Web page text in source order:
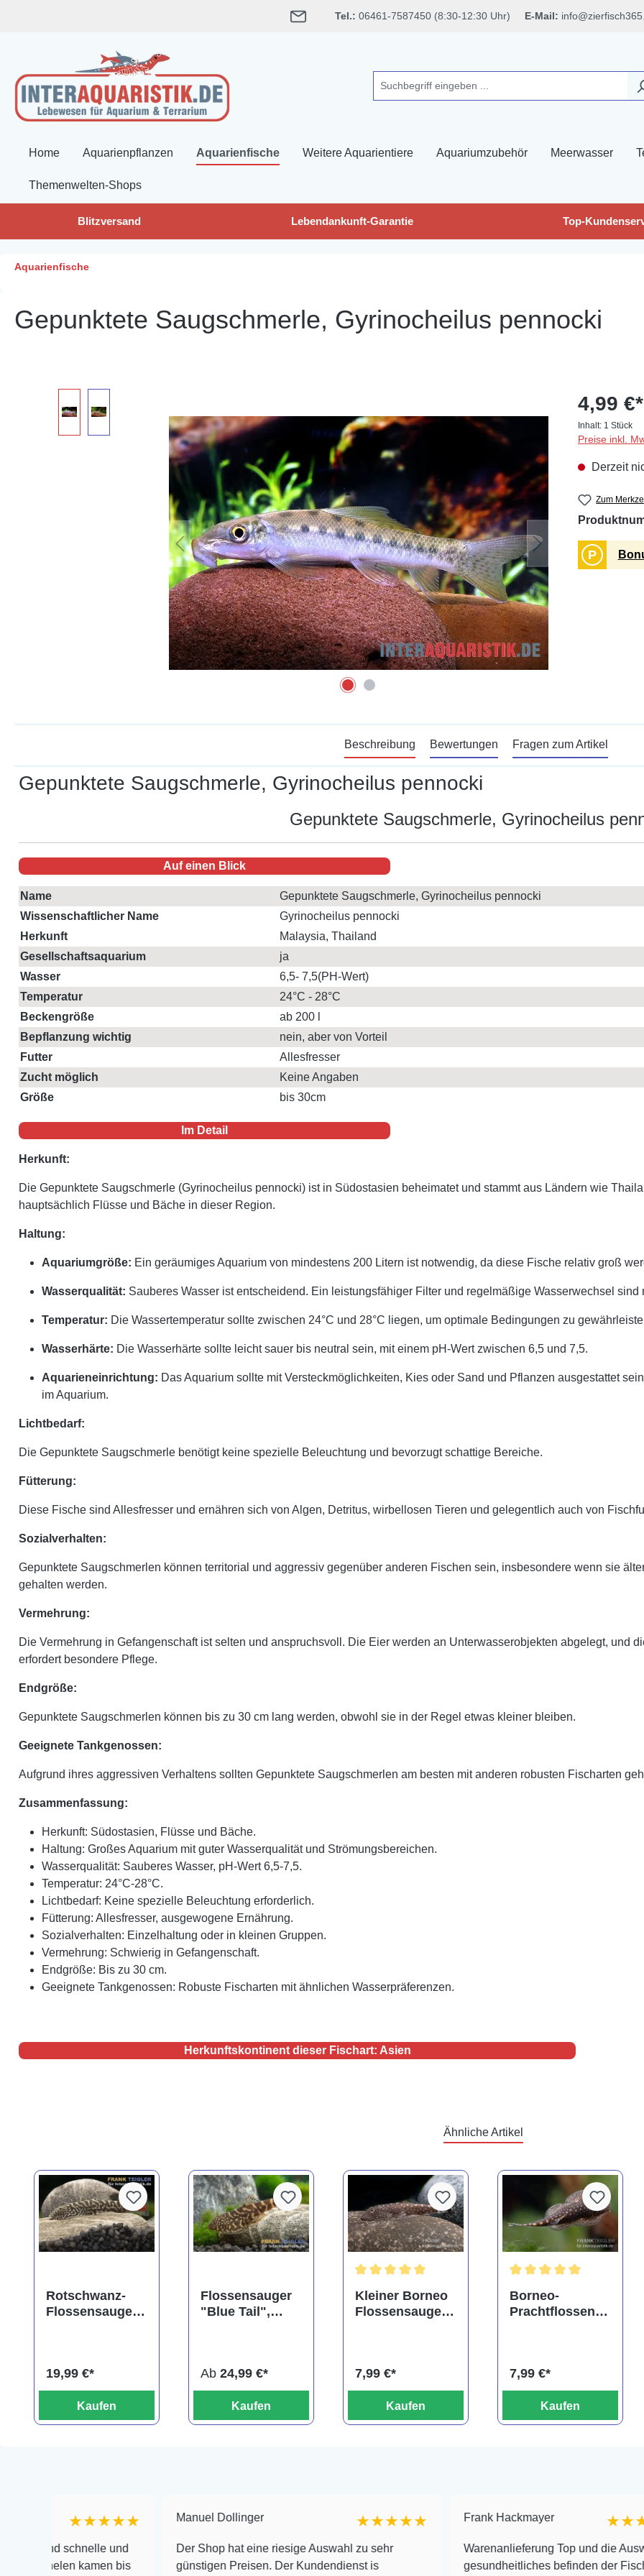
Tel.: 06461-7587450 (8:30-12:30 Uhr) E-Mail:
Home Aquarienpflanzen Aquarienfische Weitere Aquarientiere Aquariumzubehör Meerwasser
Themenwelten-Shops
Blitzversand Lebendankunft-Garantie Top-
Aquarienfische
Gepunktete Saugschmerle, Gyrinocheilus pennocki
4,99 €*
Inhalt: 1 Stück
Preise inkl.
Derzeit
Zum
P
Beschreibung Bewertungen Fragen zum Artikel
Gepunktete Saugschmerle, Gyrinocheilus pennocki
Gepunktete Saugschmerle, Gyrinocheilus
Auf einen Blick
Name
Gepunktete Saugschmerle, Gyrinocheilus pennocki
Wissenschaftlicher Name
Gyrinocheilus pennocki
Herkunft
Malaysia, Thailand
Gesellschaftsaquarium
ja
Wasser
6,5- 7,5(PH-Wert)
Temperatur
24°C - 28°C
Beckengröße
ab 200 l
Bepflanzung wichtig
nein, aber von Vorteil
Futter
Allesfresser
Zucht möglich
Keine Angaben
Größe
bis 30cm
Im Detail
Herkunft:
Die Gepunktete Saugschmerle (Gyrinocheilus pennocki) ist in Südostasien beheimatet und stammt aus Ländern wie
hauptsächlich Flüsse und Bäche in dieser Region.
Haltung:
Aquariumgröße: Ein geräumiges Aquarium von mindestens 200 Litern ist notwendig, da diese Fische relativ groß
Wasserqualität: Sauberes Wasser ist entscheidend. Ein leistungsfähiger Filter und regelmäßige Wasserwechsel
Temperatur: Die Wassertemperatur sollte zwischen 24°C und 28°C liegen, um optimale Bedingungen zu
Wasserhärte: Die Wasserhärte sollte leicht sauer bis neutral sein, mit einem pH-Wert zwischen 6,5 und 7,5.
Aquarieneinrichtung: Das Aquarium sollte mit Versteckmöglichkeiten, Kies oder Sand und Pflanzen ausgestattet
im Aquarium.
Lichtbedarf:
Die Gepunktete Saugschmerle benötigt keine spezielle Beleuchtung und bevorzugt schattige Bereiche.
Fütterung:
Diese Fische sind Allesfresser und ernähren sich von Algen, Detritus, wirbellosen Tieren und gelegentlich auch von
Sozialverhalten:
Gepunktete Saugschmerlen können territorial und aggressiv gegenüber anderen Fischen sein, insbesondere wenn sie
gehalten werden.
Vermehrung:
Die Vermehrung in Gefangenschaft ist selten und anspruchsvoll. Die Eier werden an Unterwasserobjekten abgelegt, und
erfordert besondere Pflege.
Endgröße:
Gepunktete Saugschmerlen können bis zu 30 cm lang werden, obwohl sie in der Regel etwas kleiner bleiben.
Geeignete Tankgenossen:
Aufgrund ihres aggressiven Verhaltens sollten Gepunktete Saugschmerlen am besten mit anderen robusten Fischarten
Zusammenfassung:
Herkunft: Südostasien, Flüsse und Bäche.
Haltung: Großes Aquarium mit guter Wasserqualität und Strömungsbereichen.
Wasserqualität: Sauberes Wasser, pH-Wert 6,5-7,5.
Temperatur: 24°C-28°C.
Lichtbedarf: Keine spezielle Beleuchtung erforderlich.
Fütterung: Allesfresser, ausgewogene Ernährung.
Sozialverhalten: Einzelhaltung oder in kleinen Gruppen.
Vermehrung: Schwierig in Gefangenschaft.
Endgröße: Bis zu 30 cm.
Geeignete Tankgenossen: Robuste Fischarten mit ähnlichen Wasserpräferenzen.
Herkunftskontinent dieser Fischart: Asien
Ähnliche Artikel
Rotschwanz-
Flossensauger,
19,99 €*
Kaufen
Flossensauger
"Blue Tail",
Ab 24,99 €*
Kaufen
Kleiner Borneo
Flossensauger,
7,99 €*
Kaufen
Borneo-
Prachtflossensa
7,99 €*
Kaufen
★★★★★
schnelle und
kamen bis
Manuel Dollinger ★★★★★
Der Shop hat eine riesige Auswahl zu sehr
günstigen Preisen. Der Kundendienst is
Frank Hackmayer ★★★★
Warenanlieferung Top und die Auswahl plus
gesundheitliches befinden der Fische